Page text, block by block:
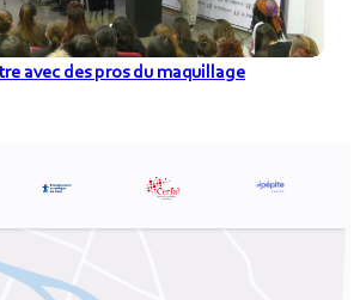
avec des pros du maquillage